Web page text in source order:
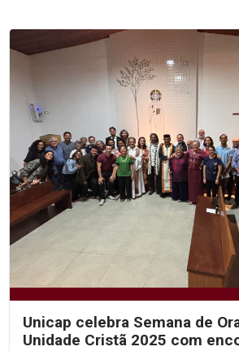
Unicap celebra Semana de
Unidade Cristã 2025 com